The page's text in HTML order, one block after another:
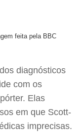
feita pela BBC
diagnósticos
com os
Elas
em que Scott-
imprecisas.